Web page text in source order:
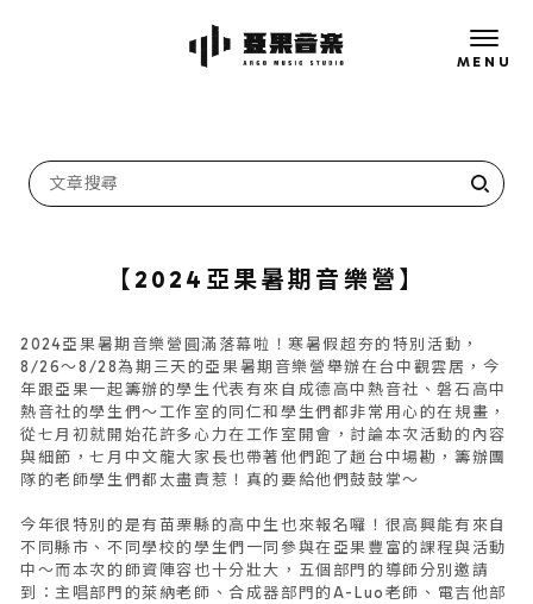
【2024亞果暑期音樂營】
2024亞果暑期音樂營圓滿落幕啦！寒暑假超夯的特別活動，
8/26～8/28為期三天的亞果暑期音樂營舉辦在台中觀雲居，今
年跟亞果一起籌辦的學生代表有來自成德高中熱音社、磐石高中
熱音社的學生們～工作室的同仁和學生們都非常用心的在規畫，
從七月初就開始花許多心力在工作室開會，討論本次活動的內容
與細節，七月中文龍大家長也帶著他們跑了趟台中場勘，籌辦團
隊的老師學生們都太盡責惹！真的要給他們鼓鼓掌～
今年很特別的是有苗栗縣的高中生也來報名囉！很高興能有來自
不同縣市、不同學校的學生們一同參與在亞果豐富的課程與活動
中～而本次的師資陣容也十分壯大，五個部門的導師分別邀請
到：主唱部門的萊納老師、合成器部門的A-Luo老師、電吉他部